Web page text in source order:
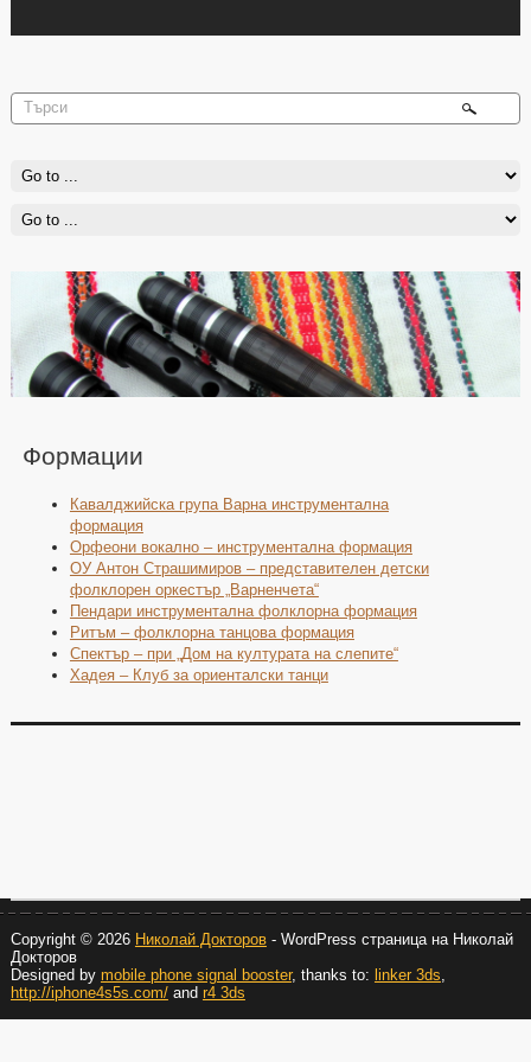
Формации
Кавалджийска група Варна инструментална
формация
Орфеони вокално – инструментална формация
ОУ Антон Страшимиров – представителен детски
фолклорен оркестър „Варненчета“
Пендари инструментална фолклорна формация
Ритъм – фолклорна танцова формация
Спектър – при „Дом на културата на слепите“
Хадея – Клуб за ориенталски танци
Copyright © 2026 Николай Докторов- WordPress страница на Николай
Докторов
Designed by mobile phone signal booster, thanks to: linker 3ds
http://iphone4s5s.com/and r4 3ds